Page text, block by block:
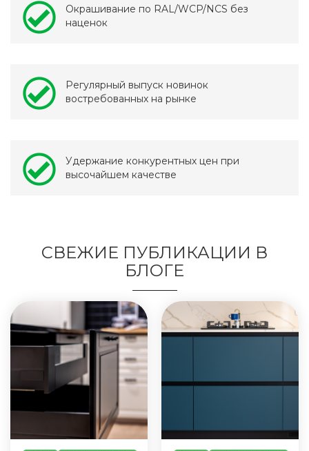
Окрашивание по RAL/WCP/NCS без
наценок
Регулярный выпуск новинок
востребованных на рынке
Удержание конкурентных цен при
высочайшем качестве
СВЕЖИЕ ПУБЛИКАЦИИ В
БЛОГЕ